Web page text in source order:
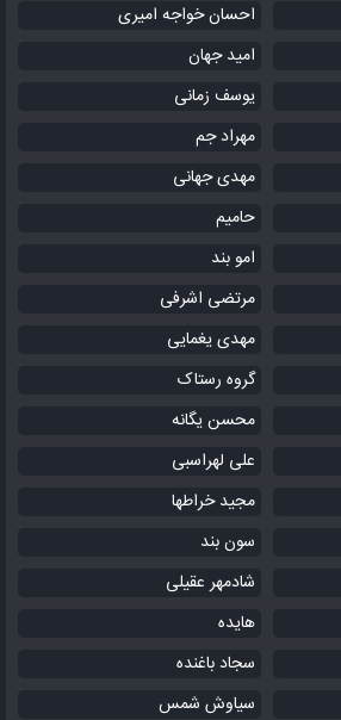
احسان خواجه امیری
امید جهان
یوسف زمانی
مهراد جم
مهدی جهانی
حامیم
امو بند
مرتضی اشرفی
مهدی یغمایی
گروه رستاک
محسن یگانه
علی لهراسبی
مجید خراطها
سون بند
شادمهر عقیلی
هایده
سجاد باغنده
سیاوش شمس